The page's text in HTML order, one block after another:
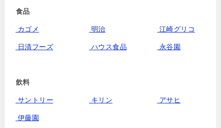
食品
カゴメ 明治 江崎グリコ
日清フーズ ハウス食品 永谷園
飲料
サントリー キリン アサヒ
伊藤園